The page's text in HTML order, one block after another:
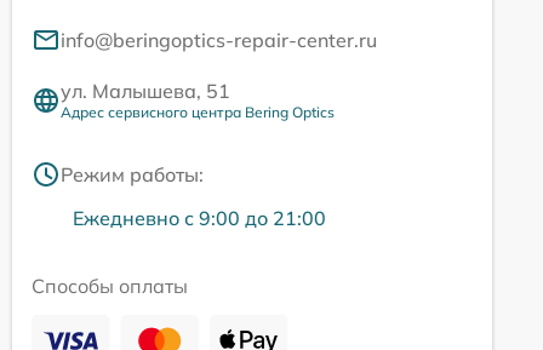
info@beringoptics-repair-center.ru
ул. Малышева, 51
Адрес сервисного центра Bering Optics
Режим работы:
Ежедневно с 9:00 до 21:00
Способы оплаты